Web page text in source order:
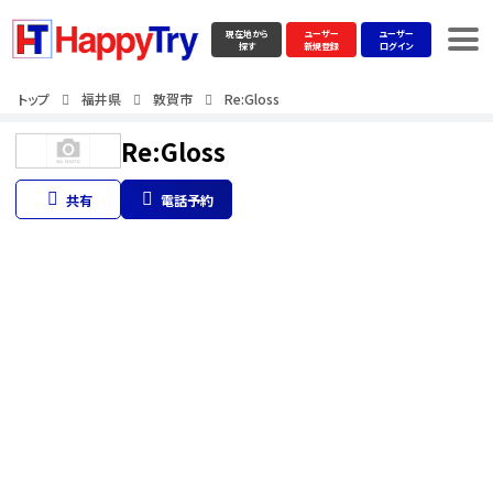
現在地から
探す
ユーザー
新規登録
ユーザー
ログイン
トップ 福井県 敦賀市 Re:Gloss
Re:Gloss
共有 電話予約